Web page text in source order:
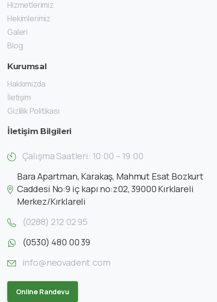
Hizmetlerimiz
Hekimlerimiz
Galeri
Blog
Kurumsal
Hakkımızda
İletişim
Gizlilik Politikası
İletişim Bilgileri
Çalışma Saatleri: 10:00 – 19:00
Bara Apartman, Karakaş, Mahmut Esat Bozkurt
Caddesi No:9 iç kapı no:z02, 39000 Kırklareli
Merkez/Kırklareli
(0288) 212 02 95
(0530) 480 00 39
info@neovadent.com
Online Randevu